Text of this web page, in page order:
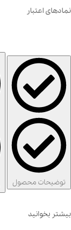
نمادهای اعتبار
توضیحات محصول
بیشتر بخوانید